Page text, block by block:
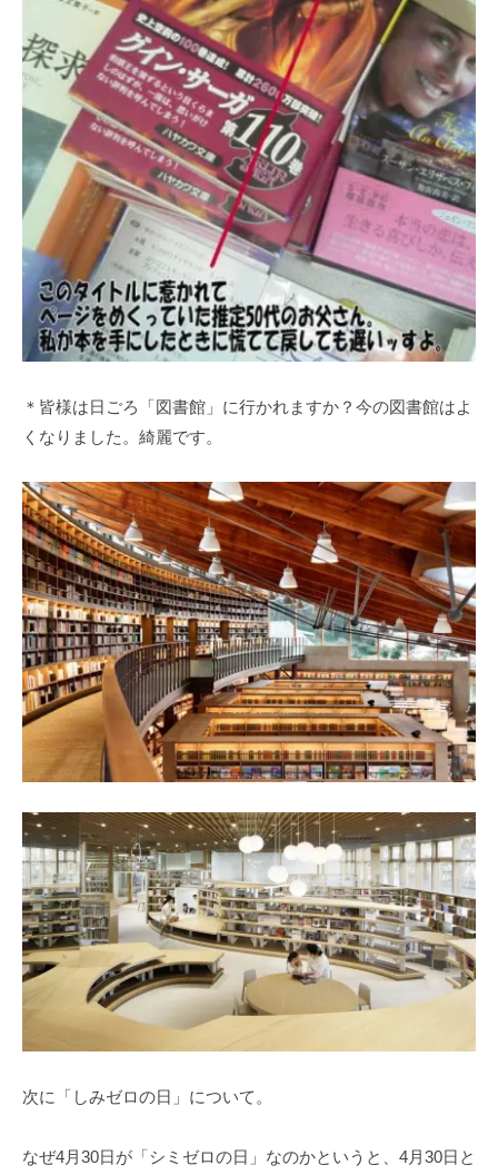
＊皆様は日ごろ「図書館」に行かれますか？今の図書館はよ
くなりました。綺麗です。
次に「しみゼロの日」について。
なぜ4月30日が「シミゼロの日」なのかというと、4月30日と